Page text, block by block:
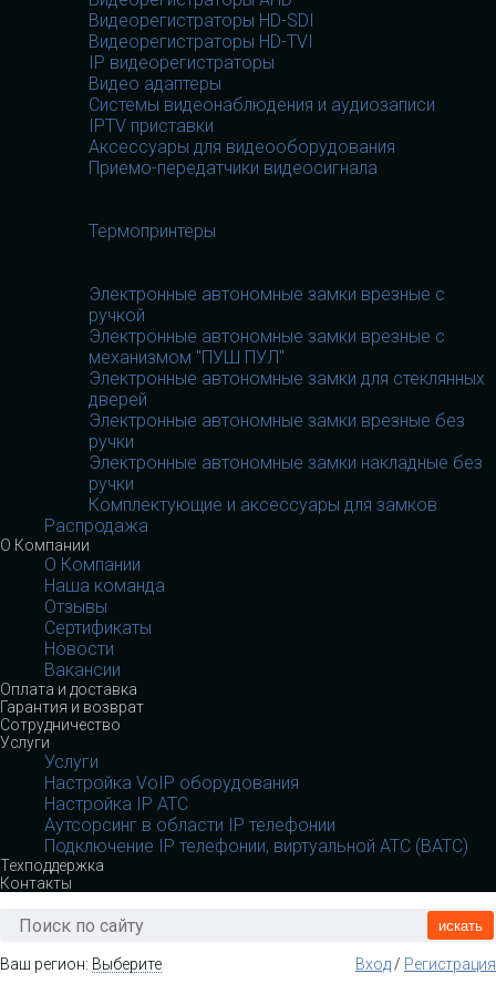
Видеорегистраторы HD-SDI
Видеорегистраторы HD-TVI
IP видеорегистраторы
Видео адаптеры
Системы видеонаблюдения и аудиозаписи
IPTV приставки
Аксессуары для видеооборудования
Приемо-передатчики видеосигнала
Термопринтеры
Электронные автономные замки врезные с
ручкой
Электронные автономные замки врезные с
механизмом "ПУШ ПУЛ"
Электронные автономные замки для стеклянных
дверей
Электронные автономные замки врезные без
ручки
Электронные автономные замки накладные без
ручки
Комплектующие и аксессуары для замков
Распродажа
О Компании
О Компании
Наша команда
Отзывы
Сертификаты
Новости
Вакансии
Оплата и доставка
Гарантия и возврат
Сотрудничество
Услуги
Услуги
Настройка VoIP оборудования
Настройка IP АТС
Аутсорсинг в области IP телефонии
Подключение IP телефонии, виртуальной АТС (ВАТС)
Техподдержка
Контакты
искать
Ваш регион: Выберите Вход/ Регистрация